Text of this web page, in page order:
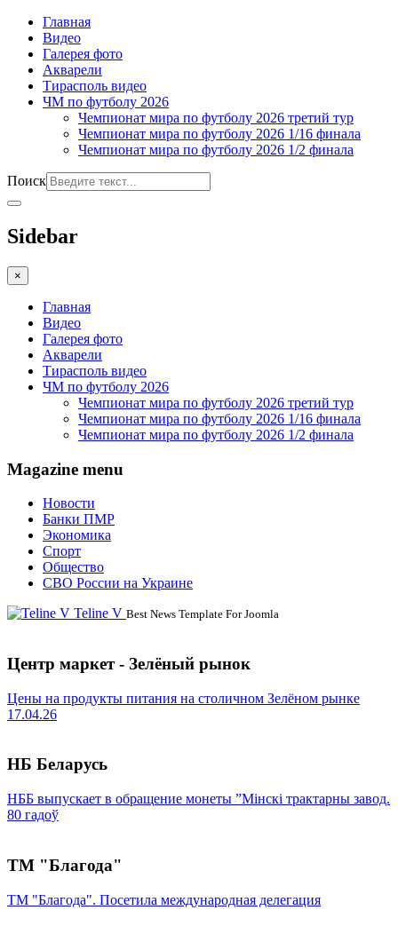
Главная
Видео
Галерея фото
Акварели
Тирасполь видео
ЧМ по футболу 2026
Чемпионат мира по футболу 2026 третий тур
Чемпионат мира по футболу 2026 1/16 финала
Чемпионат мира по футболу 2026 1/2 финала
Поиск
Sidebar
×
Главная
Видео
Галерея фото
Акварели
Тирасполь видео
ЧМ по футболу 2026
Чемпионат мира по футболу 2026 третий тур
Чемпионат мира по футболу 2026 1/16 финала
Чемпионат мира по футболу 2026 1/2 финала
Magazine menu
Новости
Банки ПМР
Экономика
Спорт
Общество
СВО России на Украине
Teline V Best News Template For Joomla
Центр маркет - Зелёный рынок
Цены на продукты питания на столичном Зелёном рынке
17.04.26
НБ Беларусь
НББ выпускает в обращение монеты ”Мінскі трактарны завод.
80 гадоў
ТМ "Благода"
ТМ "Благода". Посетила международная делегация